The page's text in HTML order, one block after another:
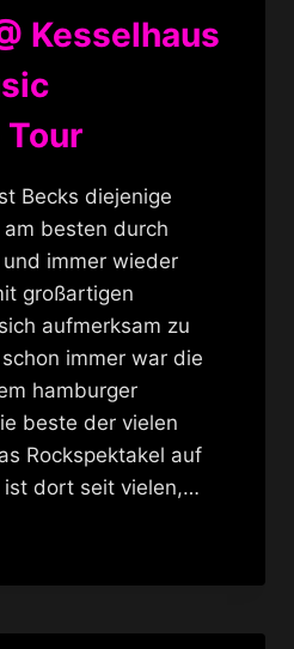
Kesselhaus
Becks diejenige
besten durch
immer wieder
großartigen
aufmerksam zu
immer war die
hamburger
beste der vielen
Rockspektakel auf
ist dort seit vielen,…